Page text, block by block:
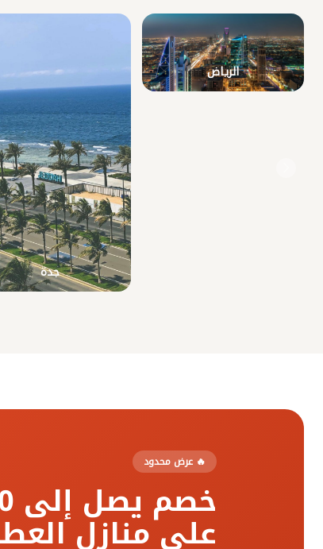
الرياض
جدة
🔥 عرض محدود
خصم يصل إلى 50%
على منازل